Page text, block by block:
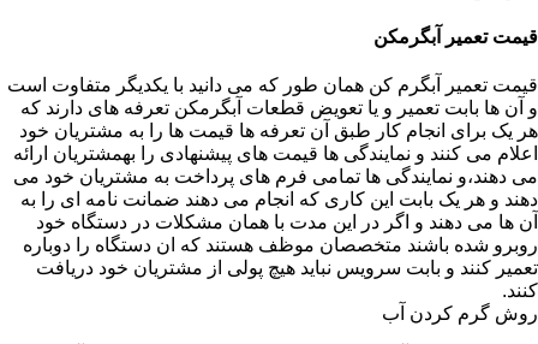
قیمت تعمیر آبگرمکن
قیمت تعمیر آبگرم کن همان طور که می دانید با یکدیگر متفاوت است
و آن ها بابت تعمیر و یا تعویض قطعات آبگرمکن تعرفه های دارند که
هر یک برای انجام کار طبق آن تعرفه ها قیمت ها را به مشتریان خود
اعلام می کنند و نمایندگی ها قیمت های پیشنهادی را بهمشتریان ارائه
می دهند،و نمایندگی ها تمامی فرم های پرداخت به مشتریان خود می
دهند و هر یک بابت این کاری که انجام می دهند ضمانت نامه ای را به
آن ها می دهند و اگر در این مدت با همان مشکلات در دستگاه خود
روبرو شده باشند متخصصان موظف هستند که ان دستگاه را دوباره
تعمیر کنند و بابت سرویس نباید هیچ پولی از مشتریان خود دریافت
کنند.
روش گرم کردن آب